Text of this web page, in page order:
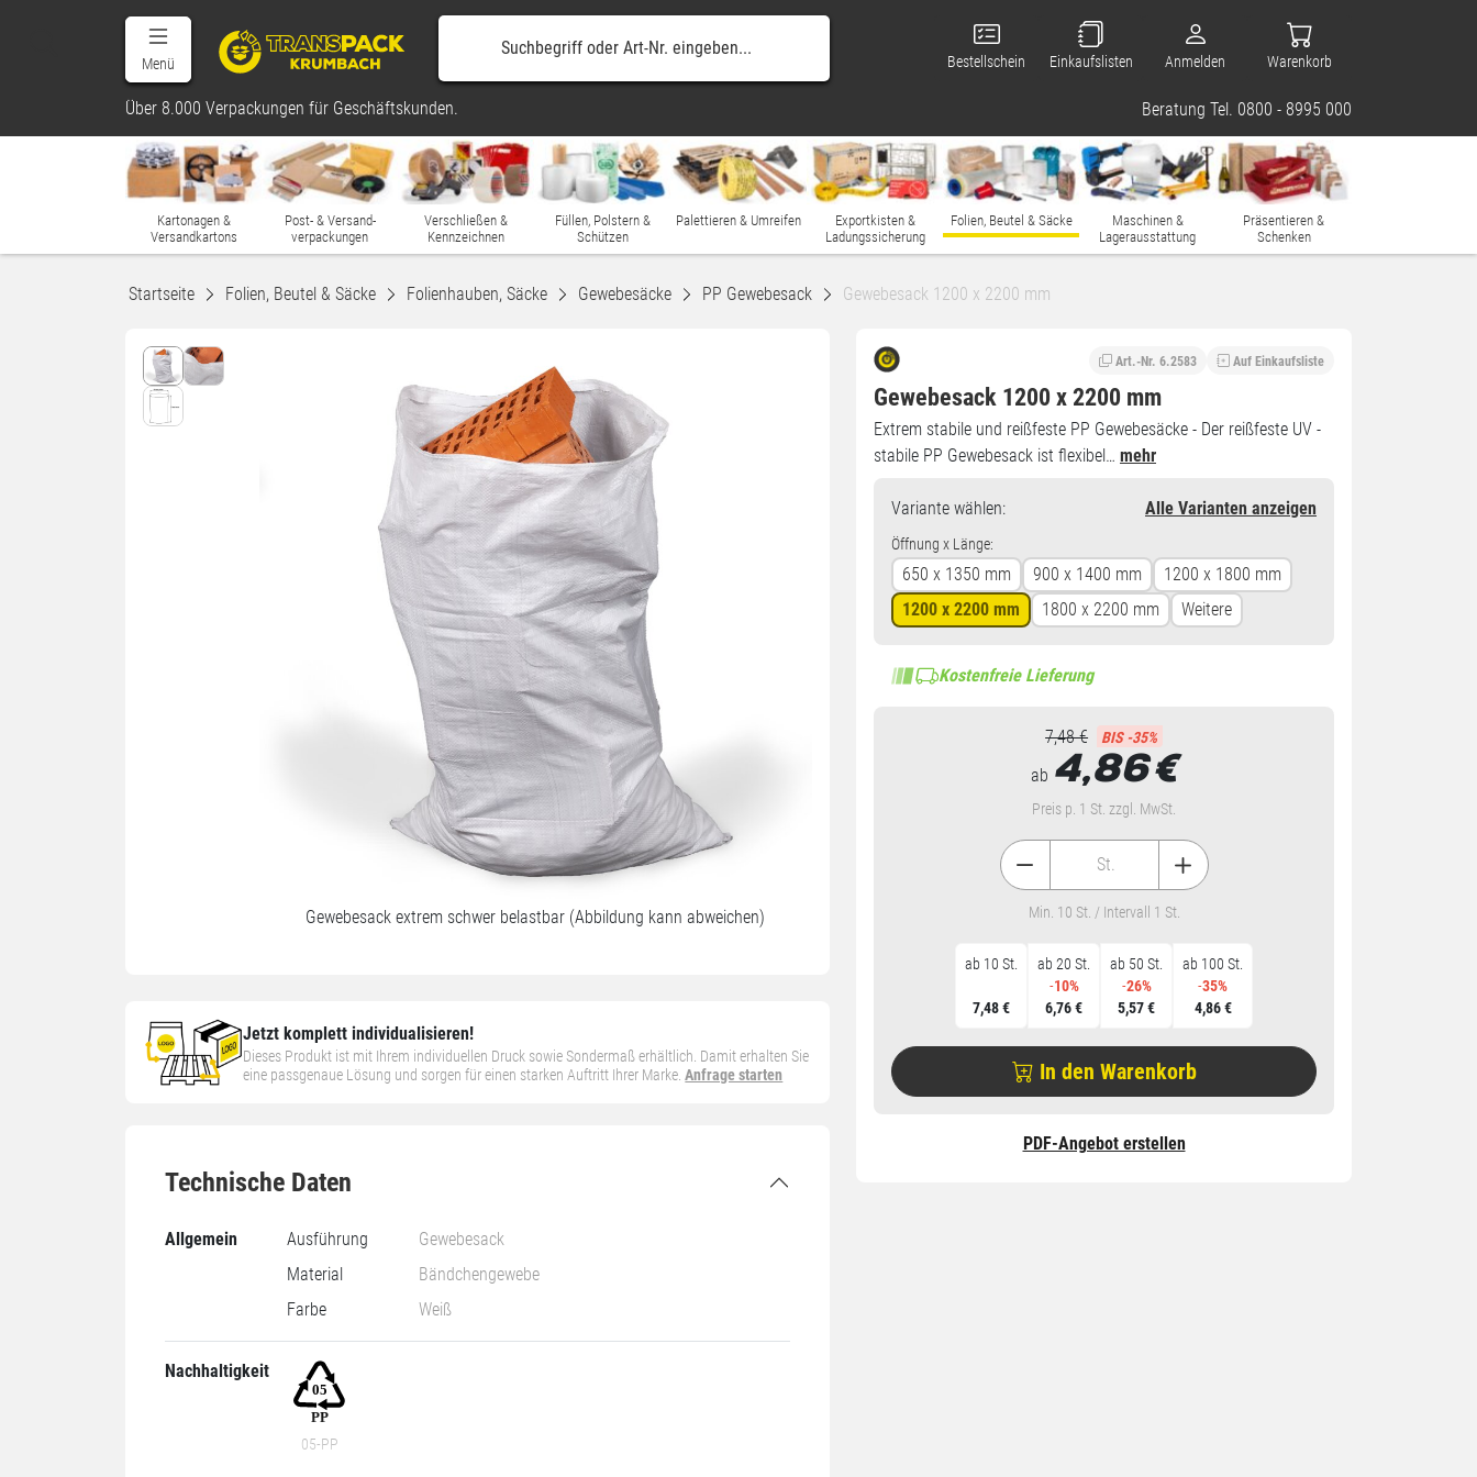
Menü Bestellschein Einkaufslisten Anmelden Warenkorb
Über 8.000 Verpackungen für Geschäftskunden. Beratung Tel. 0800 - 8995 000
Kartonagen &
Versandkartons
Post- & Versand-
verpackungen
Verschließen &
Kennzeichnen
Füllen, Polstern &
Schützen
Palettieren & Umreifen
Exportkisten &
Ladungssicherung
Folien, Beutel & Säcke
Maschinen &
Lagerausstattung
Präsentieren &
Schenken
Startseite Folien, Beutel & Säcke Folienhauben, Säcke Gewebesäcke PP Gewebesack Gewebesack 1200 x 2200 mm
Gewebesack extrem schwer belastbar (Abbildung kann abweichen)
Jetzt komplett individualisieren!
Dieses Produkt ist mit Ihrem individuellen Druck sowie Sondermaß erhältlich. Damit erhalten Sie
eine passgenaue Lösung und sorgen für einen starken Auftritt Ihrer Marke.Anfrage starten
Technische Daten
Allgemein Ausführung
Gewebesack
Material
Bändchengewebe
Farbe
Weiß
Nachhaltigkeit
05-PP
Art.-Nr. 6.2583 Auf Einkaufsliste
Gewebesack 1200 x 2200 mm
Extrem stabile und reißfeste PP Gewebesäcke - Der reißfeste UV -
stabile PP Gewebesack ist flexibel… mehr
Variante wählen: Alle Varianten anzeigen
Öffnung x Länge:
650 x 1350 mm 900 x 1400 mm
1200 x 1800 mm
1200 x 2200 mm
1800 x 2200 mm Weitere
Kostenfreie Lieferung
7,48 € BIS -35%
ab 4,86€
Preis p. 1 St. zzgl. MwSt.
ab 10 St.
7,48 €
ab 20 St.
-10%
6,76 €
ab 50 St.
-26%
5,57 €
ab 100 St.
-35%
4,86 €
St.
Min. 10 St. / Intervall 1 St.
In den Warenkorb
PDF-Angebot erstellen